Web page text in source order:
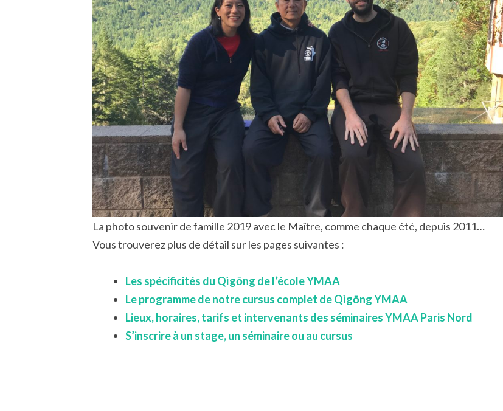
La photo souvenir de famille 2019 avec le Maître, comme chaque été, depuis 2011…
Vous trouverez plus de détail sur les pages suivantes :
Les spécificités du Qìgōng de l’école YMAA
Le programme de notre cursus complet de Qìgōng YMAA
Lieux, horaires, tarifs et intervenants des séminaires YMAA Paris Nord
S’inscrire à un stage, un séminaire ou au cursus